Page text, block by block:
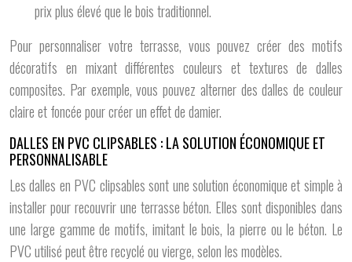
prix plus élevé que le bois traditionnel.
Pour personnaliser votre terrasse, vous pouvez créer des motifs
décoratifs en mixant différentes couleurs et textures de dalles
composites. Par exemple, vous pouvez alterner des dalles de couleur
claire et foncée pour créer un effet de damier.
DALLES EN PVC CLIPSABLES : LA SOLUTION ÉCONOMIQUE ET
PERSONNALISABLE
Les dalles en PVC clipsables sont une solution économique et simple à
installer pour recouvrir une terrasse béton. Elles sont disponibles dans
une large gamme de motifs, imitant le bois, la pierre ou le béton. Le
PVC utilisé peut être recyclé ou vierge, selon les modèles.